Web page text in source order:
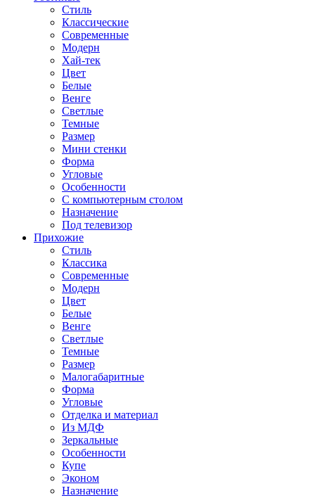
Стиль
Классические
Современные
Модерн
Хай-тек
Цвет
Белые
Венге
Светлые
Темные
Размер
Мини стенки
Форма
Угловые
Особенности
С компьютерным столом
Назначение
Под телевизор
Прихожие
Стиль
Классика
Современные
Модерн
Цвет
Белые
Венге
Светлые
Темные
Размер
Малогабаритные
Форма
Угловые
Отделка и материал
Из МДФ
Зеркальные
Особенности
Купе
Эконом
Назначение